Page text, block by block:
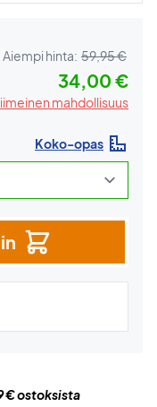
Aiempi hinta: 59,95 €
34,00 €
mahdollisuus
Koko-opas
€ ostoksista